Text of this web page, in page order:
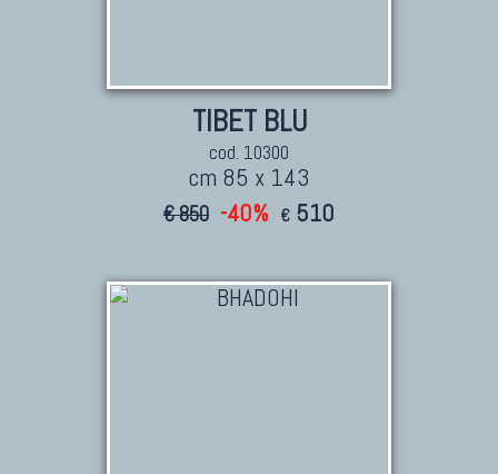
TIBET BLU
cod. 10300
cm 85 x 143
€ 850 -40% € 510